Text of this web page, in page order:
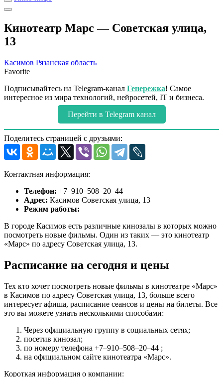
Кинотеатр Марс — Советская улица,
13
Касимов Рязанская область
Favorite
Подписывайтесь на Telegram-канал Генережка! Самое
интересное из мира технологий, нейросетей, IT и бизнеса.
Перейти в Telegram канал
Поделитесь страницей с друзьями:
Контактная информация:
Телефон: +7‒910‒508‒20‒44
Адрес: Касимов Советская улица, 13
Режим работы:
В городе Касимов есть различные кинозалы в которых можно
посмотреть новые фильмы. Один из таких — это кинотеатр
«Марс» по адресу Советская улица, 13.
Расписание на сегодня и цены
Тех кто хочет посмотреть новые фильмы в кинотеатре «Марс»
в Касимов по адресу Советская улица, 13, больше всего
интересует афиша, расписание сеансов и цены на билеты. Все
это вы можете узнать несколькими способами:
Через официальную группу в социальных сетях;
посетив кинозал;
по номеру телефона +7‒910‒508‒20‒44 ;
на официальном сайте кинотеатра «Марс».
Короткая информация о компании: